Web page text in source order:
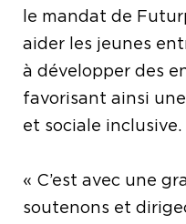
le mandat de
aider les jeunes
à développer des
favorisant ainsi
et sociale inclusive.
« C’est avec une
soutenons et